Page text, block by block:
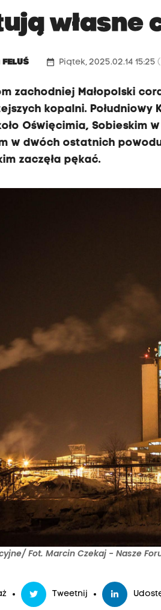
własne
FELUŚ date_range Piątek, 2025.02.14 15:25
zachodniej Małopolski
kopalni. Południowy
Oświęcimia, Sobieskim
w dwóch ostatnich
zaczęła pękać.
Fot. Marcin Czekaj - Nasze
Tweetnij